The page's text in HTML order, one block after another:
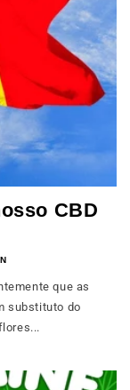
CBD
que as
substituto do